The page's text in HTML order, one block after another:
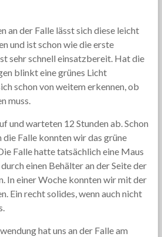
an der Falle lässt sich diese leicht
und ist schon wie die erste
sehr schnell einsatzbereit. Hat die
blinkt eine grünes Licht
schon von weitem erkennen, ob
muss.
und warteten 12 Stunden ab. Schon
die Falle konnten wir das grüne
Falle hatte tatsächlich eine Maus
einen Behälter an der Seite der
In einer Woche konnten wir mit der
Ein recht solides, wenn auch nicht
hat uns an der Falle am